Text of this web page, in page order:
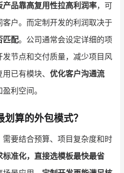
产品靠高复用性拉高利润率，可
户。而定制开发的利润取决于
匹配。公司通常会设定详细的项
发节点和交付质量，减少项目风
已有模块、 优化客户沟通流
利空间。
算的外包模式？
要结合预算、项目复杂度和时
标准化，直接选模板最快最省